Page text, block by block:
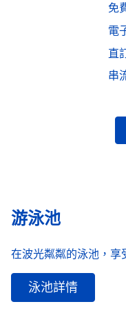
免
電
直
串
游泳池
在波光粼粼的泳池，享
泳池詳情